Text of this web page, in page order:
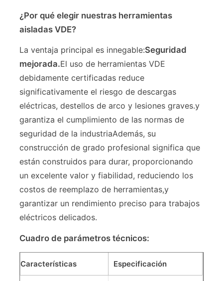
Alicates de la combinación
Alicates largos de la nariz
Las pinzas de corte lateral
EXTREMO QUE CORTA LOS ALICATES
Las pinzas multifunción
Las demás máquinas de limpieza
Las tijeras combinadas
¿Por qué elegir nuestras herramientas
aisladas VDE?
La ventaja principal es innegable:Seguridad
mejorada.El uso de herramientas VDE
debidamente certificadas reduce
significativamente el riesgo de descargas
eléctricas, destellos de arco y lesiones graves.y
garantiza el cumplimiento de las normas de
seguridad de la industriaAdemás, su
construcción de grado profesional significa que
están construidos para durar, proporcionando
un excelente valor y fiabilidad, reduciendo los
costos de reemplazo de herramientas,y
garantizar un rendimiento preciso para trabajos
eléctricos delicados.
Cuadro de parámetros técnicos:
Características Especificación